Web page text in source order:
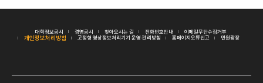
대학정보공시 경영공시 찾아오시는 길 전화번호안내 이메일무단수집거부
개인정보처리방침 고정형 영상정보처리기기 운영·관리방침 홈페이지오류신고 민원광장